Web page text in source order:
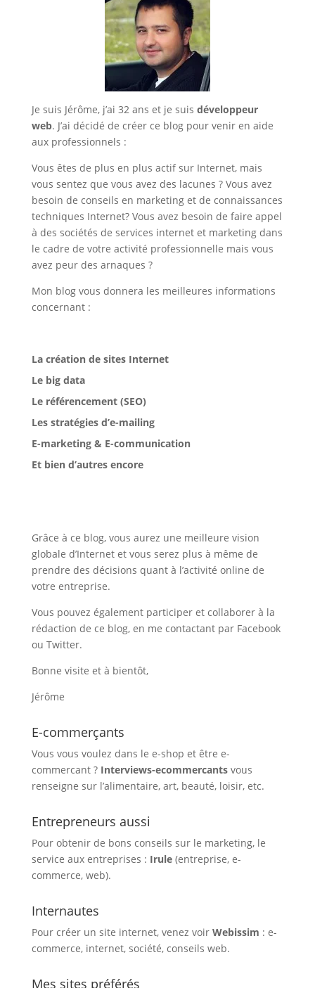
Je suis Jérôme, j’ai 32 ans et je suis développeur
web. J’ai décidé de créer ce blog pour venir en aide
aux professionnels :
Vous êtes de plus en plus actif sur Internet, mais
vous sentez que vous avez des lacunes ? Vous avez
besoin de conseils en marketing et de connaissances
techniques Internet? Vous avez besoin de faire appel
à des sociétés de services internet et marketing dans
le cadre de votre activité professionnelle mais vous
avez peur des arnaques ?
Mon blog vous donnera les meilleures informations
concernant :
La création de sites Internet
Le big data
Le référencement (SEO)
Les stratégies d’e-mailing
E-marketing & E-communication
Et bien d’autres encore
Grâce à ce blog, vous aurez une meilleure vision
globale d’Internet et vous serez plus à même de
prendre des décisions quant à l’activité online de
votre entreprise.
Vous pouvez également participer et collaborer à la
rédaction de ce blog, en me contactant par Facebook
ou Twitter.
Bonne visite et à bientôt,
Jérôme
E-commerçants
Vous vous voulez dans le e-shop et être e-
commercant ? Interviews-ecommercantsvous
renseigne sur l’alimentaire, art, beauté, loisir, etc.
Entrepreneurs aussi
Pour obtenir de bons conseils sur le marketing, le
service aux entreprises : Irule(entreprise, e-
commerce, web).
Internautes
Pour créer un site internet, venez voir Webissim : e-
commerce, internet, société, conseils web.
Mes sites préférés